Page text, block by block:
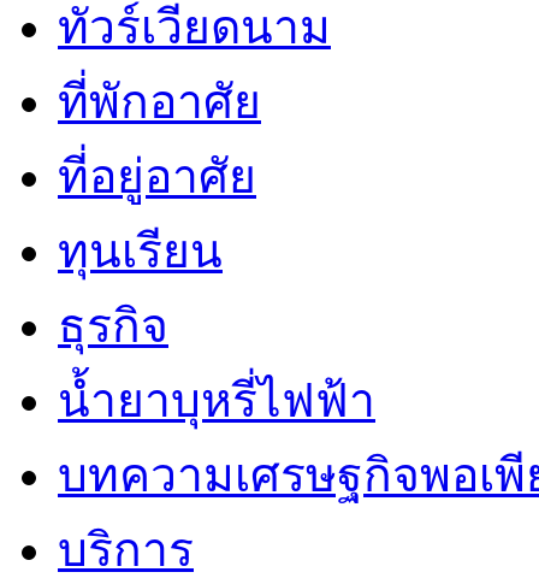
ทัวร์เวียดนาม
ที่พักอาศัย
ที่อยู่อาศัย
ทุนเรียน
ธุรกิจ
น้ำยาบุหรี่ไฟฟ้า
บทความเศรษฐกิจพอเพี
บริการ